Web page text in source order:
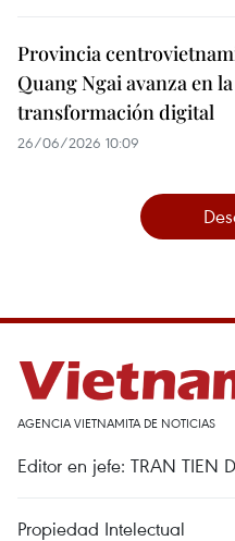
Provincia
Quang Ngai avanza en la
transformación digital
26/06/2026 10:09
AGENCIA VIETNAMITA DE NOTICIAS
Editor en jefe: TRAN TIEN
Propiedad Intelectual